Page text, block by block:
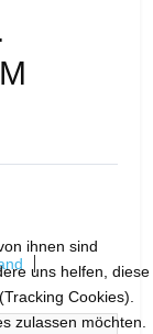
ihnen sind
uns helfen, diese
Cookies).
zulassen möchten.